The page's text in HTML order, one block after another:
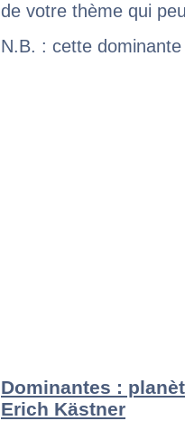
de votre thème qui
N.B. : cette
Dominantes :
Erich Kästner